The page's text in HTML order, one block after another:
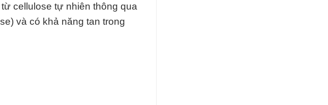
cellulose tự nhiên thông qua
và có khả năng tan trong